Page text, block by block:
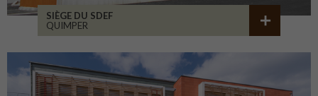
SIÈGE DU SDEF
QUIMPER